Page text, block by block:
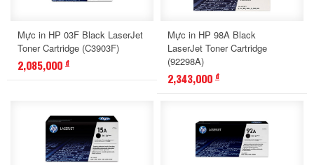
Mực in HP 03F Black LaserJet
Toner Cartridge (C3903F)
2,085,000 đ
Mực in HP 98A Black
LaserJet Toner Cartridge
(92298A)
2,343,000 đ